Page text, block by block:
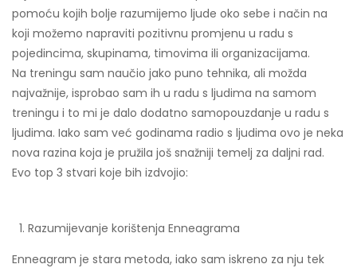
pomoću kojih bolje razumijemo ljude oko sebe i način na
koji možemo napraviti pozitivnu promjenu u radu s
pojedincima, skupinama, timovima ili organizacijama.
Na treningu sam naučio jako puno tehnika, ali možda
najvažnije, isprobao sam ih u radu s ljudima na samom
treningu i to mi je dalo dodatno samopouzdanje u radu s
ljudima. Iako sam već godinama radio s ljudima ovo je neka
nova razina koja je pružila još snažniji temelj za daljni rad.
Evo top 3 stvari koje bih izdvojio:
Razumijevanje korištenja Enneagrama
Enneagram je stara metoda, iako sam iskreno za nju tek